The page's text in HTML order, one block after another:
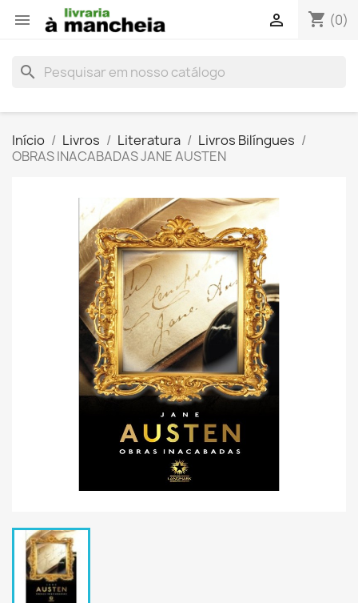
 shopping_cart (0)

search
Início Livros Literatura
Livros Bilíngues
OBRAS INACABADAS JANE AUSTEN